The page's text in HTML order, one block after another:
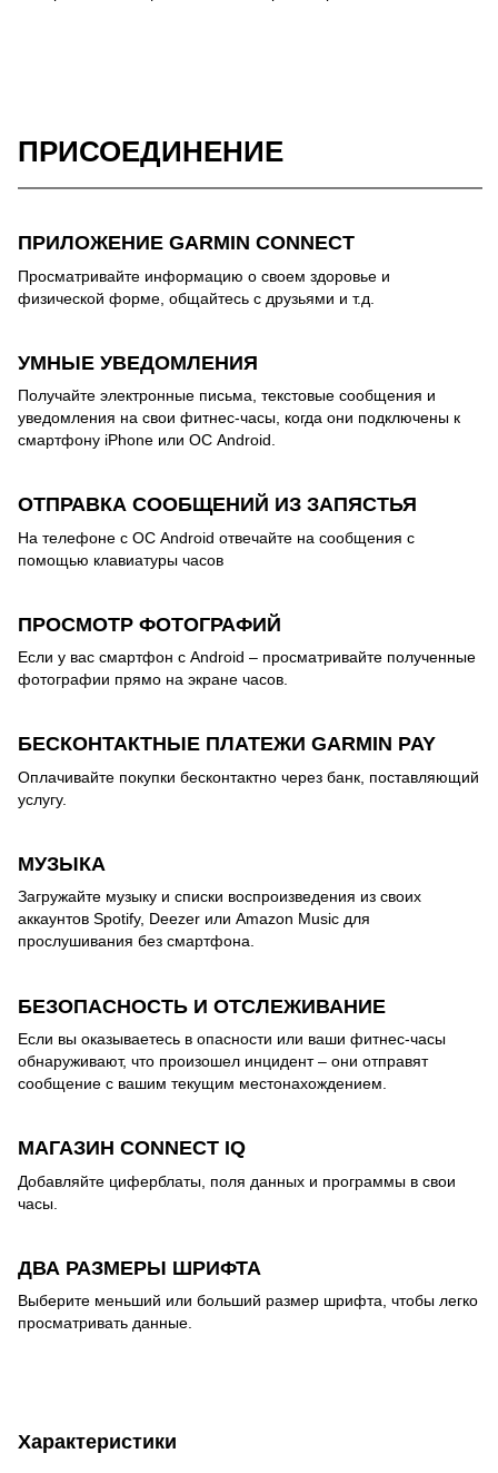
ПРИСОЕДИНЕНИЕ
ПРИЛОЖЕНИЕ GARMIN CONNECT
Просматривайте информацию о своем здоровье и
физической форме, общайтесь с друзьями и т.д.
УМНЫЕ УВЕДОМЛЕНИЯ
Получайте электронные письма, текстовые сообщения и
уведомления на свои фитнес-часы, когда они подключены к
смартфону iPhone или ОС Android.
ОТПРАВКА СООБЩЕНИЙ ИЗ ЗАПЯСТЬЯ
На телефоне с ОС Android отвечайте на сообщения с
помощью клавиатуры часов
ПРОСМОТР ФОТОГРАФИЙ
Если у вас смартфон с Android – просматривайте полученные
фотографии прямо на экране часов.
БЕСКОНТАКТНЫЕ ПЛАТЕЖИ GARMIN PAY
Оплачивайте покупки бесконтактно через банк, поставляющий
услугу.
МУЗЫКА
Загружайте музыку и списки воспроизведения из своих
аккаунтов Spotify, Deezer или Amazon Music для
прослушивания без смартфона.
БЕЗОПАСНОСТЬ И ОТСЛЕЖИВАНИЕ
Если вы оказываетесь в опасности или ваши фитнес-часы
обнаруживают, что произошел инцидент – они отправят
сообщение с вашим текущим местонахождением.
МАГАЗИН CONNECT IQ
Добавляйте циферблаты, поля данных и программы в свои
часы.
ДВА РАЗМЕРЫ ШРИФТА
Выберите меньший или больший размер шрифта, чтобы легко
просматривать данные.
Характеристики